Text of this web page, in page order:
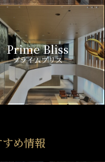
Prime Bliss
プライムブリス
め情報